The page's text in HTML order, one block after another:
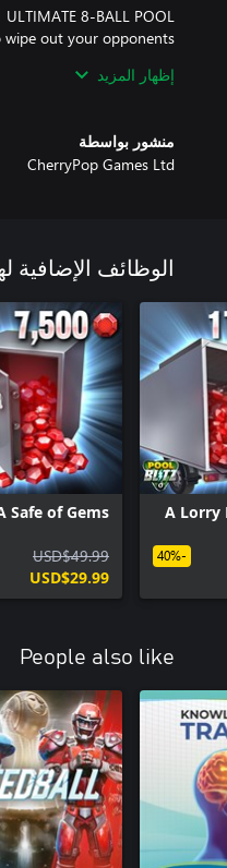
wipe out your opponents
BLITZ the competition!
إظهار المزيد
منشور بواسطة
CherryPop Games Ltd
الوظائف الإضافية
A Lorry
-40%
Safe of Gems
USD$49.99
USD$29.99
People also like